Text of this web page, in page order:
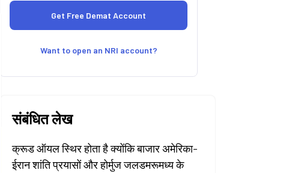
Want to open an NRI account?
संबंधित लेख
क्रूड ऑयल स्थिर होता है क्योंकि बाजार अमेरिका-
ईरान शांति प्रयासों और होर्मुज जलडमरूमध्य के